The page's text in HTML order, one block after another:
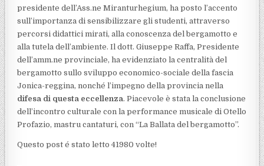
presidente dell’Ass.ne Miranturhegium, ha posto l’accento
sull’importanza di sensibilizzare gli studenti, attraverso
percorsi didattici mirati, alla conoscenza del bergamotto e
alla tutela dell’ambiente. Il dott. Giuseppe Raffa, Presidente
dell’amm.ne provinciale, ha evidenziato la centralità del
bergamotto sullo sviluppo economico-sociale della fascia
Jonica-reggina, nonché l’impegno della provincia nella
difesa di questa eccellenza. Piacevole è stata la conclusione
dell’incontro culturale con la performance musicale di Otello
Profazio, mastru cantaturi, con “La Ballata del bergamotto”.
Questo post é stato letto 41980 volte!